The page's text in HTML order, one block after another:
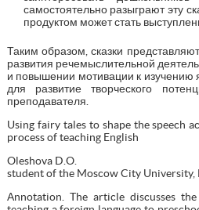
самостоятельно разыграют эту
продуктом может стать
Таким образом, сказки
развития речемыслительной
и повышении мотивации к изучению
для развитие творческого
преподавателя.
Using fairy tales to shape the speech
process of teaching English
Oleshova D.O.
student of the Moscow City University,
Аnnotation. The article discusses